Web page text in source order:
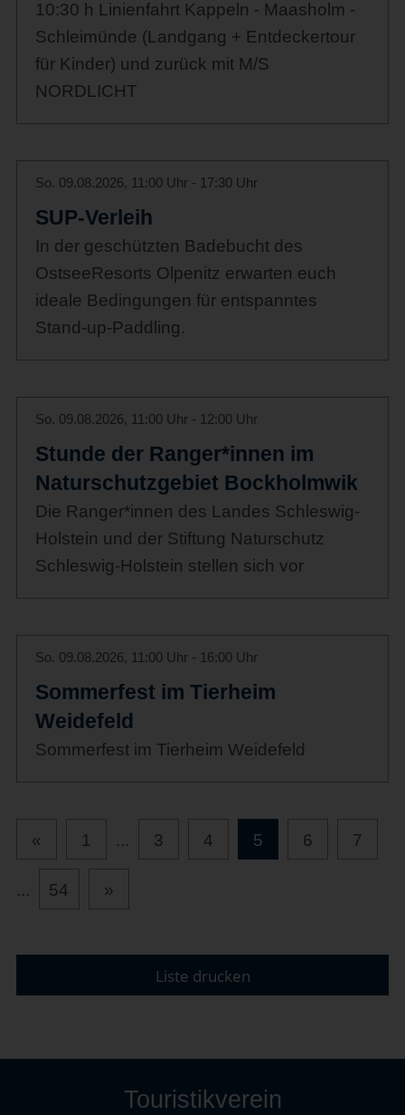
10:30 h Linienfahrt Kappeln - Maasholm -
Schleimünde (Landgang + Entdeckertour
für Kinder) und zurück mit M/S
NORDLICHT
So. 09.08.2026, 11:00 Uhr - 17:30 Uhr
SUP-Verleih
In der geschützten Badebucht des
OstseeResorts Olpenitz erwarten euch
ideale Bedingungen für entspanntes
Stand-up-Paddling.
So. 09.08.2026, 11:00 Uhr - 12:00 Uhr
Stunde der Ranger*innen im
Naturschutzgebiet Bockholmwik
Die Ranger*innen des Landes Schleswig-
Holstein und der Stiftung Naturschutz
Schleswig-Holstein stellen sich vor
So. 09.08.2026, 11:00 Uhr - 16:00 Uhr
Sommerfest im Tierheim
Weidefeld
Sommerfest im Tierheim Weidefeld
« 1 ... 3 4 5 6 7
... 54 »
Liste drucken
Touristikverein